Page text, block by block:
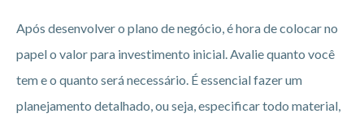
Após desenvolver o plano de negócio, é hora de colocar no
papel o valor para investimento inicial. Avalie quanto você
tem e o quanto será necessário. É essencial fazer um
planejamento detalhado, ou seja, especificar todo material,